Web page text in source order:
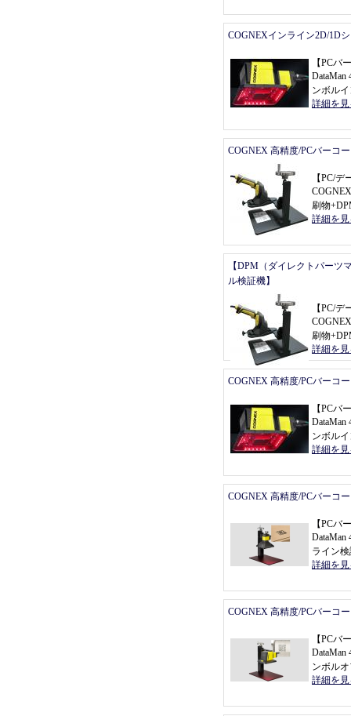
COGNEXインライン2D/1D
【PCバ
DataMan
ンボル
詳細を
COGNEX 高精度/PCバーコ
【PC/デ
刷物
詳細を
【DPM（ダイレクトパーツ
ル検証機】
【PC/デ
刷物
詳細を
COGNEX 高精度/PCバーコ
【PCバ
DataMan
ンボル
詳細を
COGNEX 高精度/PCバーコ
【PCバ
DataMan
ライン
詳細を
COGNEX 高精度/PCバーコ
【PCバ
DataMan
ンボル
詳細を